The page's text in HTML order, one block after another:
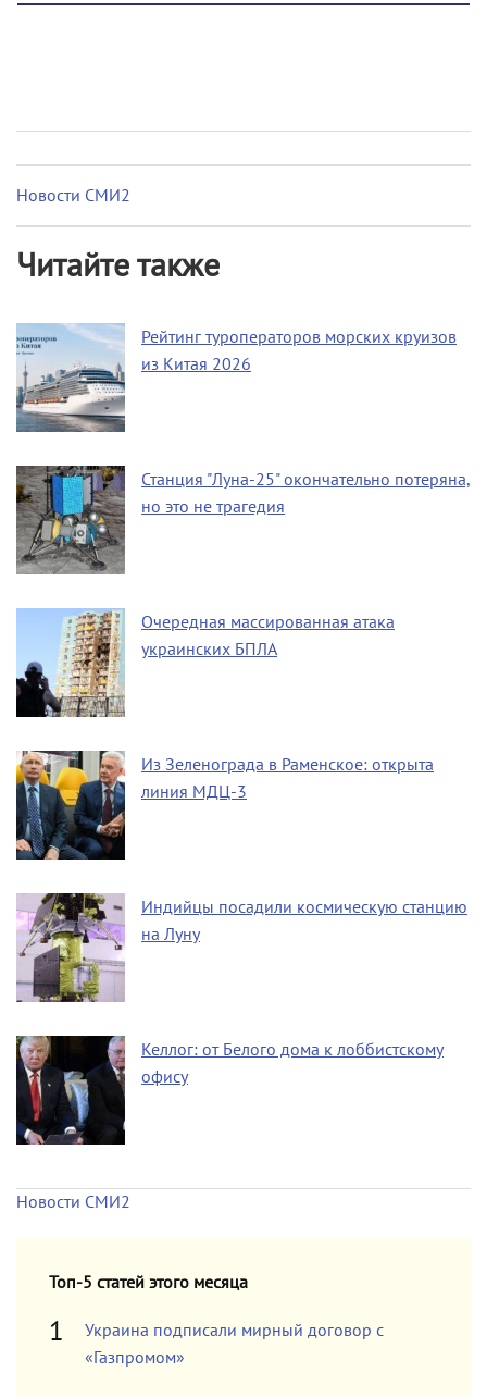
Новости СМИ2
Читайте также
Рейтинг туроператоров морских круизов
из Китая 2026
Станция "Луна-25" окончательно потеряна,
но это не трагедия
Очередная массированная атака
украинских БПЛА
Из Зеленограда в Раменское: открыта
линия МДЦ-3
Индийцы посадили космическую станцию
на Луну
Келлог: от Белого дома к лоббистскому
офису
Новости СМИ2
Топ-5 статей этого месяца
Украина подписали мирный договор с
«Газпромом»